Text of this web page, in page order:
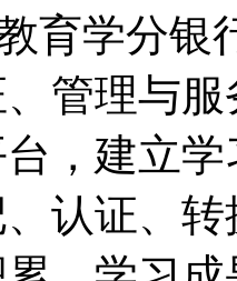
育学分银
管理与
，建立
认证、